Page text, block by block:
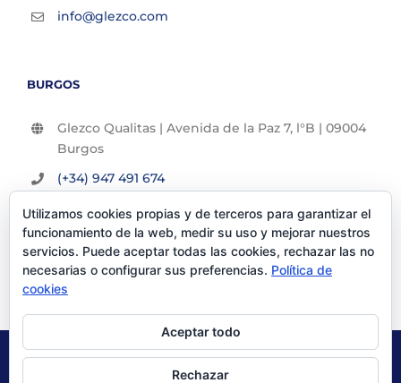
info@glezco.com
BURGOS
Glezco Qualitas | Avenida de la Paz 7, l°B | 09004
Burgos
(+34) 947 491 674
info@glezco.com
© Glezco Asesores y Consultores 2019 | Todos los derechos
Utilizamos cookies propias y de terceros para garantizar el
funcionamiento de la web, medir su uso y mejorar nuestros
servicios. Puede aceptar todas las cookies, rechazar las no
necesarias o configurar sus preferencias. Política de
cookies
Aceptar todo
Rechazar